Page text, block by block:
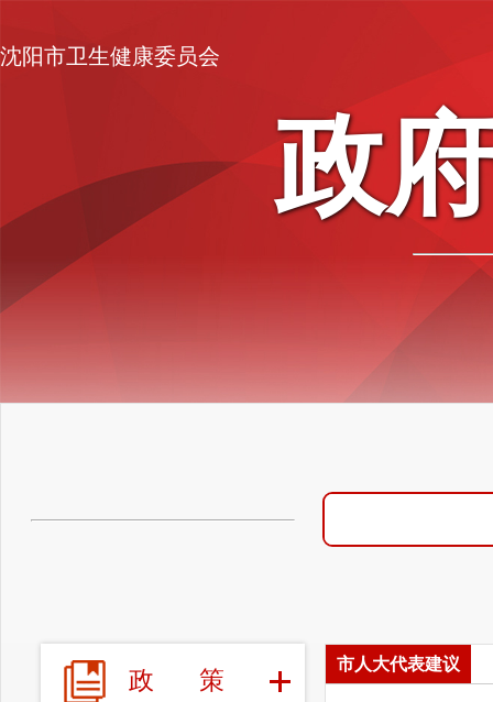
沈阳市卫生健康委员会
政
政 策
市人大代表建议